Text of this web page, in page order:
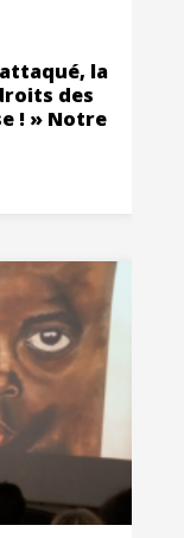
la
des
! » Notre